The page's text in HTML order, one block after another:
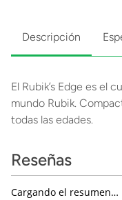
Descripción
El Rubik’s Edge es el
mundo Rubik.
todas las edades.
Reseñas
Cargando el resumen…